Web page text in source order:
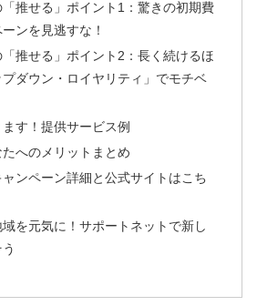
推せる」ポイント1：驚きの初期費
ンを見逃すな！
推せる」ポイント2：長く続けるほ
ダウン・ロイヤリティ」でモチベ
す！提供サービス例
へのメリットまとめ
ンペーン詳細と公式サイトはこち
を元気に！サポートネットで新し